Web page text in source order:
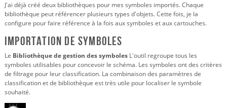
J'ai déjà créé deux bibliothèques pour mes symboles importés. Chaque
bibliothèque peut référencer plusieurs types d'objets. Cette fois, je la
configure pour faire référence à la fois aux symboles et aux cartouches.
Importation de symboles
Le Bibliothèque de gestion des symboles L'outil regroupe tous les
symboles utilisables pour concevoir le schéma. Les symboles ont des critères
de filtrage pour leur classification. La combinaison des paramètres de
classification et de bibliothèque est très utile pour localiser le symbole
souhaité.